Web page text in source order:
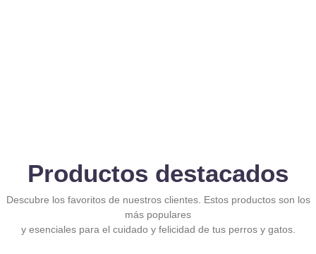
Productos destacados
Descubre los favoritos de nuestros clientes. Estos productos son los
más populares
y esenciales para el cuidado y felicidad de tus perros y gatos.